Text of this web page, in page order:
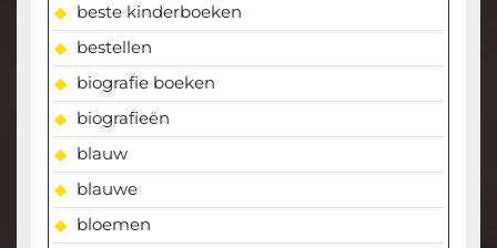
beste kinderboeken
bestellen
biografie boeken
biografieën
blauw
blauwe
bloemen